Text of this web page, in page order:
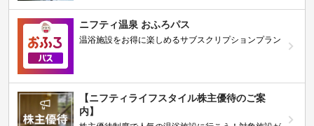
ニフティ温泉 おふろパス
温浴施設をお得に楽しめるサブスクリプションプラン
【ニフティライフスタイル株主優待のご案
内】